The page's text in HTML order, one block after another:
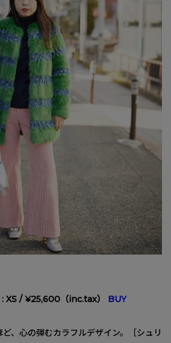
/ ¥25,600（inc.tax） BUY
、心の弾むカラフルデザイン。［シュリ